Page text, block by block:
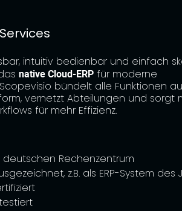
intuitiv bedienbar und einfach
native Cloud-ERP für moderne
bündelt alle Funktionen
vernetzt Abteilungen und sorgt
für mehr Effizienz.
Rechenzentrum
z.B. als ERP-System des